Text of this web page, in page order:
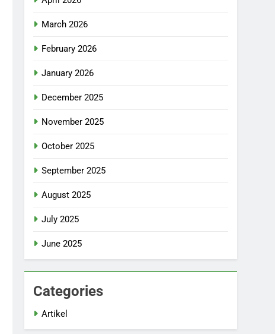
March 2026
February 2026
January 2026
December 2025
November 2025
October 2025
September 2025
August 2025
July 2025
June 2025
Categories
Artikel